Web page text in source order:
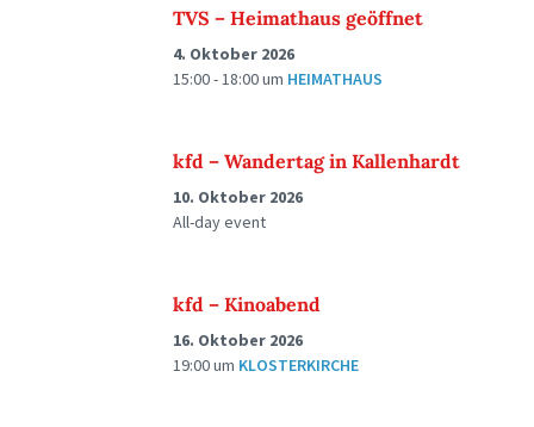
TVS – Heimathaus geöffnet
4. Oktober 2026
15:00 - 18:00um HEIMATHAUS
kfd – Wandertag in Kallenhardt
10. Oktober 2026
All-day event
kfd – Kinoabend
16. Oktober 2026
19:00um KLOSTERKIRCHE